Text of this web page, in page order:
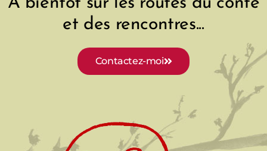
et des rencontres...
Contactez-moi